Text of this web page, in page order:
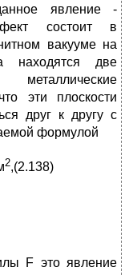
явление -
состоит в
вакууме на
находятся две
эти плоскости
друг к другу с
формулой
2,(2.138)
F это явление